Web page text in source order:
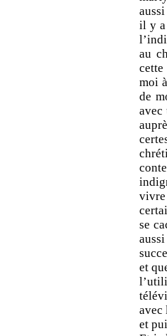
il y a
au
cette
moi
de
avec
vivre
se
et
avec
et